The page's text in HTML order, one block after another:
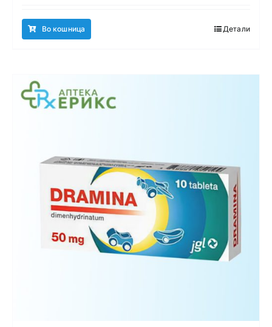
Во кошница Детали